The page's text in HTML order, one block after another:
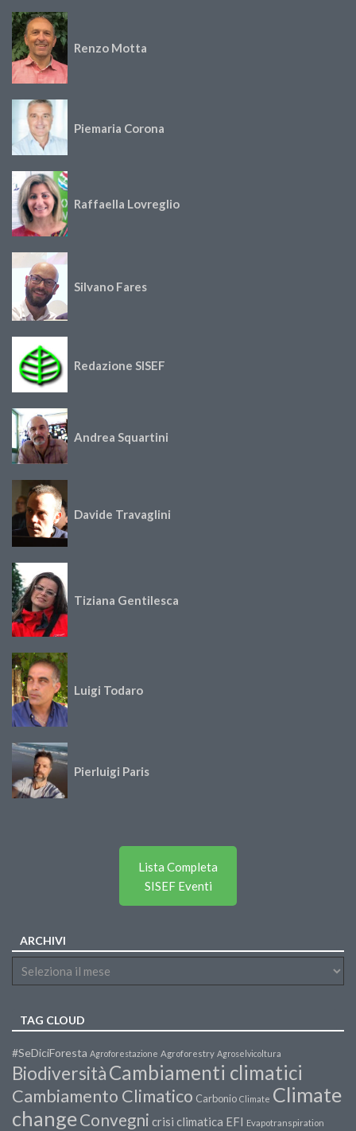
Renzo Motta
Piemaria Corona
Raffaella Lovreglio
Silvano Fares
Redazione SISEF
Andrea Squartini
Davide Travaglini
Tiziana Gentilesca
Luigi Todaro
Pierluigi Paris
Lista Completa
SISEF Eventi
ARCHIVI
TAG CLOUD
#SeDiciForesta Agroforestazione Agroforestry Agroselvicoltura
BiodiversitàCambiamenti climatici
Cambiamento Climatico Carbonio Climate Climate
changeConvegni crisi climatica EFI Evapotranspiration